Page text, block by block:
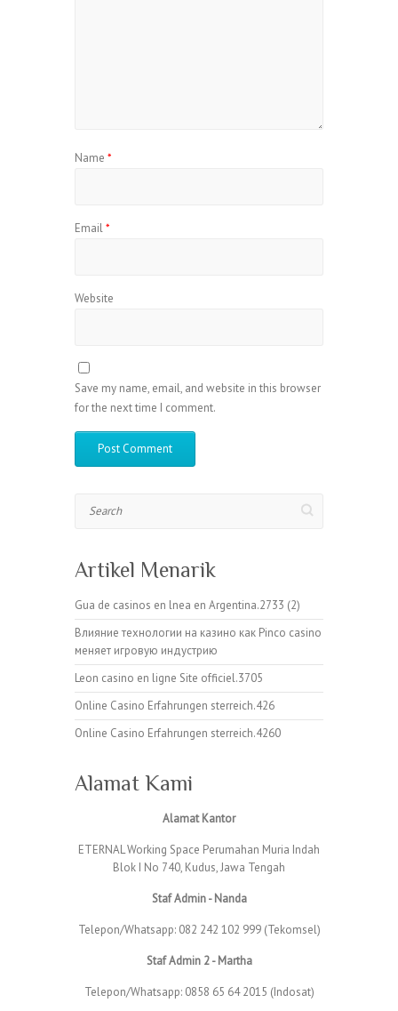
Name *
Email*
Website
Save my name, email, and website in this browser
for the next time I comment.
Artikel Menarik
Gua de casinos en lnea en Argentina.2733 (2)
Влияние технологии на казино как Pinco casino
меняет игровую индустрию
Leon casino en ligne Site officiel.3705
Online Casino Erfahrungen sterreich.426
Online Casino Erfahrungen sterreich.4260
Alamat Kami
Alamat Kantor
ETERNAL Working Space Perumahan Muria Indah
Blok I No 740, Kudus, Jawa Tengah
Staf Admin - Nanda
Telepon/Whatsapp: 082 242 102 999 (Tekomsel)
Staf Admin 2 - Martha
Telepon/Whatsapp: 0858 65 64 2015 (Indosat)